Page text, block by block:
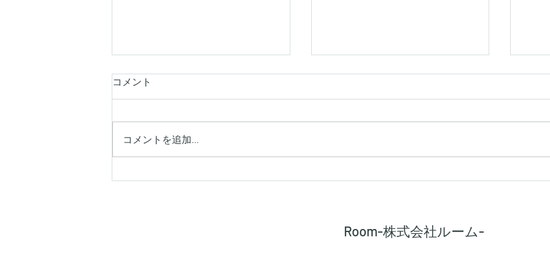
コメント
コメントを追加…
Room-株式会社ルーム-